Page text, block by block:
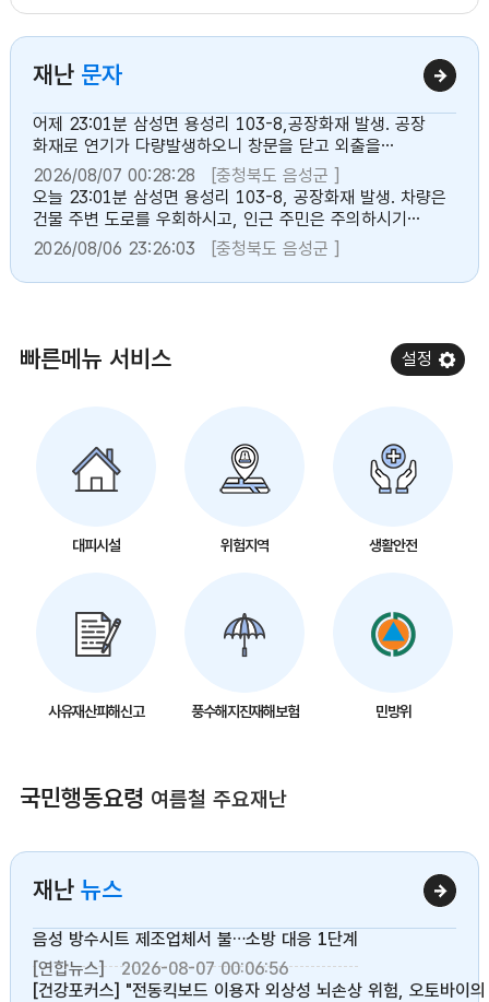
재난 문자
어제 23:01분 삼성면 용성리 103-8,공장화재 발생. 공장
화재로 연기가 다량발생하오니 창문을 닫고 외출을
자제하시기 바랍니다.[음성군]
2026/08/07 00:28:28
[충청북도 음성군 ]
오늘 23:01분 삼성면 용성리 103-8, 공장화재 발생. 차량은
건물 주변 도로를 우회하시고, 인근 주민은 주의하시기
바랍니다. [음성군]
2026/08/06 23:26:03 [충청북도 음성군 ]
빠른메뉴 서비스
대피시설 위험지역 생활안전
사유재산피해신고 풍수해지진재해보험 민방위
설정
국민행동요령 여름철 주요재난
재난 뉴스
음성 방수시트 제조업체서 불…소방 대응 1단계
[연합뉴스]
2026-08-07 00:06:56
[건강포커스] "전동킥보드 이용자 외상성 뇌손상 위험, 오토바이